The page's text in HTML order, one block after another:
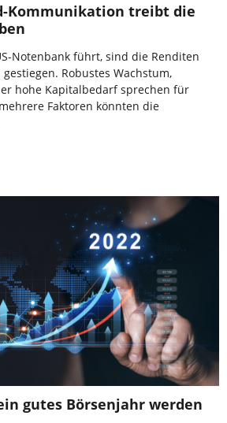
Kommunikation treibt die
Notenbank führt, sind die Renditen
Robustes Wachstum,
hohe Kapitalbedarf sprechen für
Faktoren könnten die
gutes Börsenjahr werden